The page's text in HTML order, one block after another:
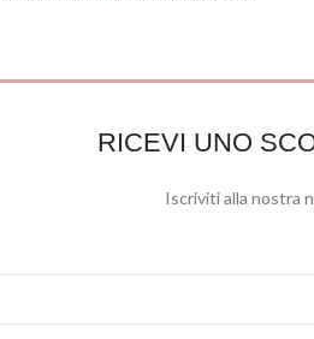
RICEVI UNO
Iscriviti alla nostra